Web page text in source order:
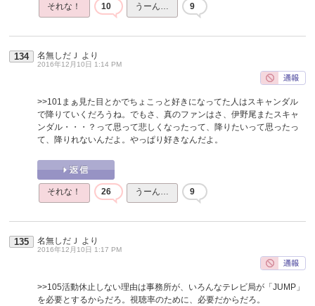
それな！ 10 うーん… 9
134 名無しだＪ より
2016年12月10日 1:14 PM
>>101 まぁ見た目とかでちょこっと好きになってた人はスキャンダル
で降りていくだろうね。でもさ、真のファンはさ、伊野尾またスキャ
ンダル・・・？って思って悲しくなったって、降りたいって思ったっ
て、降りれないんだよ。やっぱり好きなんだよ。
それな！ 26 うーん… 9
135 名無しだＪ より
2016年12月10日 1:17 PM
>>105活動休止しない理由は事務所が、いろんなテレビ局が「JUMP」
を必要とするからだろ。視聴率のために、必要だからだろ。